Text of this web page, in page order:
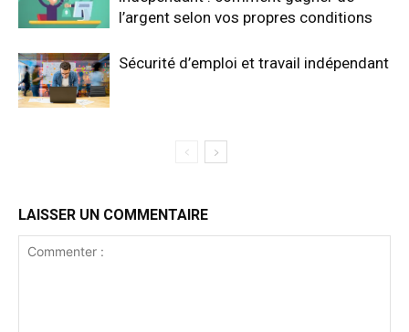
l’argent selon vos propres conditions
Sécurité d’emploi et travail indépendant
LAISSER UN COMMENTAIRE